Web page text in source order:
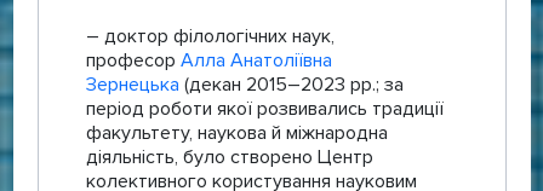
– доктор філологічних наук,
професор Алла Анатоліївна
Зернецька (декан 2015–2023 рр.; за
період роботи якої розвивались традиції
факультету, наукова й міжнародна
діяльність, було створено Центр
колективного користування науковим